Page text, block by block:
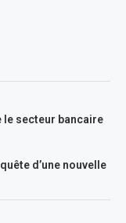
secteur bancaire
d’une nouvelle